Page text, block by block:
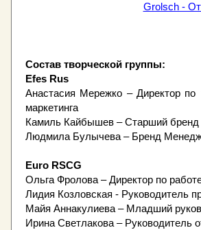
Grolsch -
Состав творческой группы:
Efes Rus
Анастасия Мережко – Директор по
маркетинга
Камиль Кайбышев – Старший
Людмила Булычева – Бренд
Euro RSCG
Ольга Фролова – Директор по
Лидия Козловская - Руководитель
Майя Аннакулиева – Младший
Ирина Светлакова – Руководитель